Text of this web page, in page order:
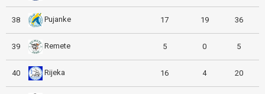
38 Pujanke 17 19 36
39 Remete 5 0 5
40 Rijeka 16 4 20